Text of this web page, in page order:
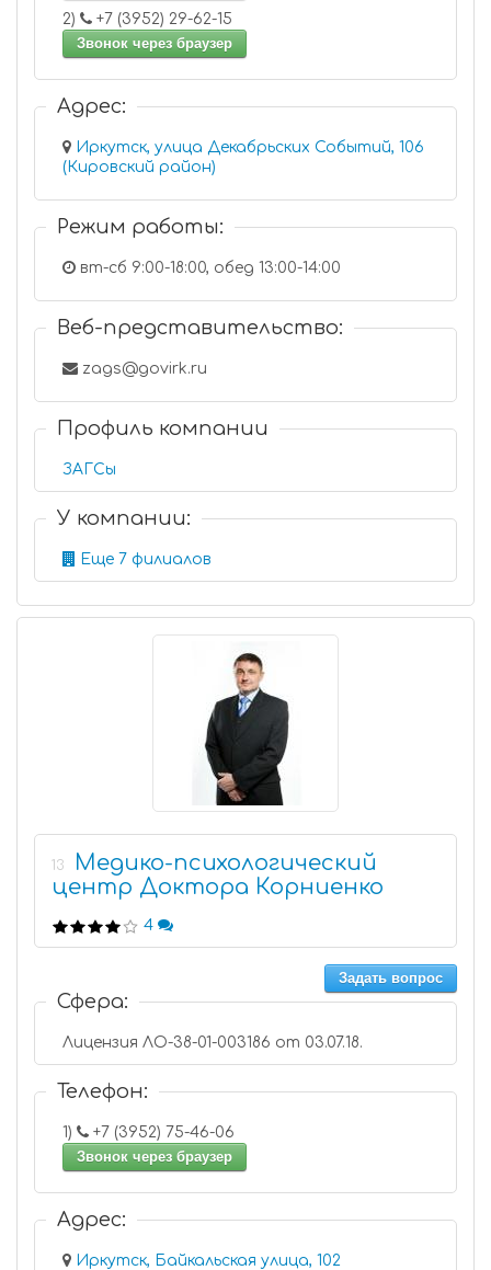
2)
+7 (3952) 29-62-15
Звонок через браузер
Адрес:
Иркутск, улица Декабрьских Событий, 106
(Кировский район)
Режим работы:
вт-сб 9:00-18:00, обед 13:00-14:00
Веб-представительство:
zags@govirk.ru
Профиль компании
ЗАГСы
У компании:
Еще 7 филиалов
13
Медико-психологический
центр Доктора Корниенко
4
Задать вопрос
Сфера:
Лицензия ЛО-38-01-003186 от 03.07.18.
Телефон:
1)
+7 (3952) 75-46-06
Звонок через браузер
Адрес:
Иркутск, Байкальская улица, 102